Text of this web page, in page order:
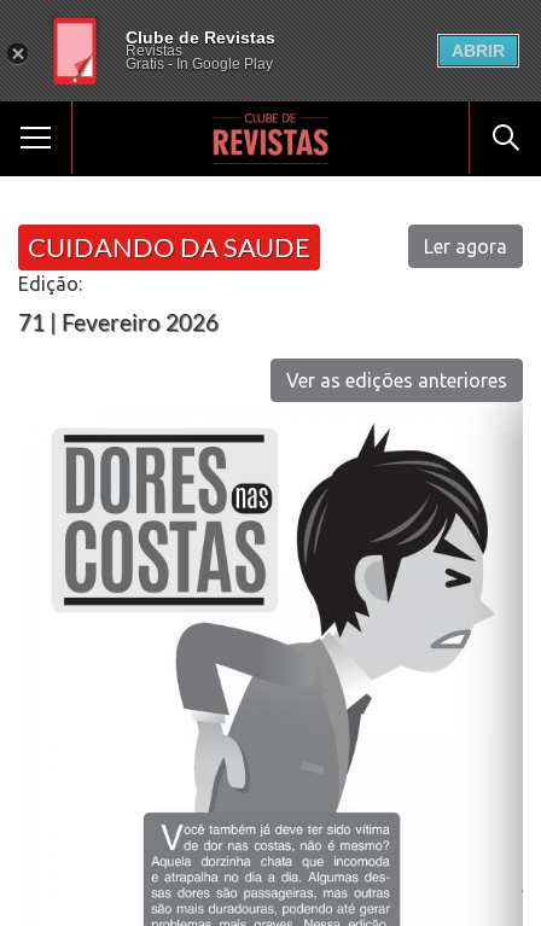
CUIDANDO DA SAUDE
Edição:
71 | Fevereiro 2026
Ler agora
Ver as edições anteriores
Clube de Revistas
Revistas
Gratis - In Google Play
ABRIR